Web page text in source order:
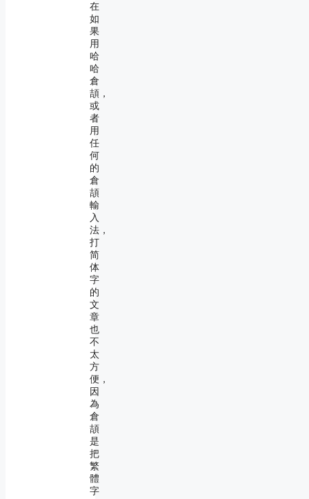
在
如
果
用
哈
哈
倉
頡，
或
者
用
任
何
的
倉
頡
輸
入
法，
打
简
体
字
的
文
章
也
不
太
方
便，
因
為
倉
頡
是
把
繁
體
字